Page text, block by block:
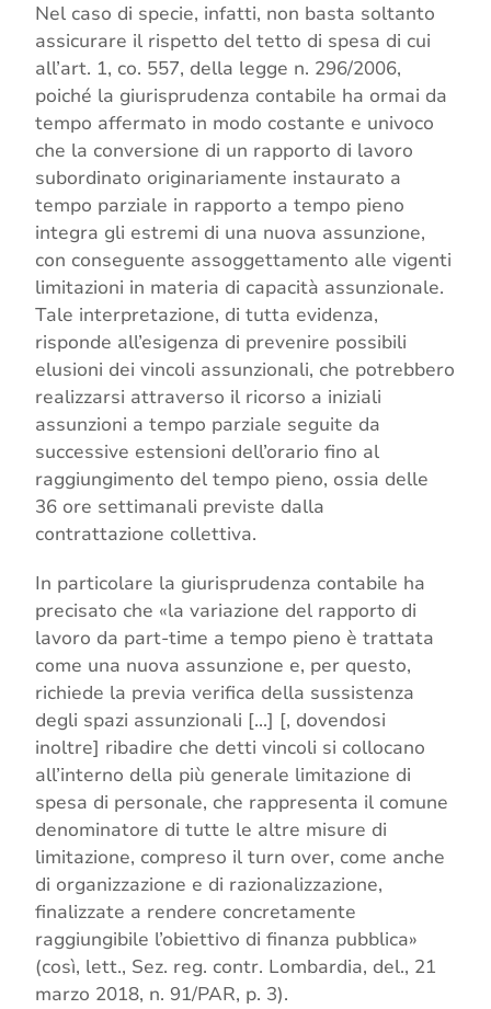
Nel caso di specie, infatti, non basta soltanto
assicurare il rispetto del tetto di spesa di cui
all’art. 1, co. 557, della legge n. 296/2006,
poiché la giurisprudenza contabile ha ormai da
tempo affermato in modo costante e univoco
che la conversione di un rapporto di lavoro
subordinato originariamente instaurato a
tempo parziale in rapporto a tempo pieno
integra gli estremi di una nuova assunzione,
con conseguente assoggettamento alle vigenti
limitazioni in materia di capacità assunzionale.
Tale interpretazione, di tutta evidenza,
risponde all’esigenza di prevenire possibili
elusioni dei vincoli assunzionali, che potrebbero
realizzarsi attraverso il ricorso a iniziali
assunzioni a tempo parziale seguite da
successive estensioni dell’orario fino al
raggiungimento del tempo pieno, ossia delle
36 ore settimanali previste dalla
contrattazione collettiva.
In particolare la giurisprudenza contabile ha
precisato che «la variazione del rapporto di
lavoro da part-time a tempo pieno è trattata
come una nuova assunzione e, per questo,
richiede la previa verifica della sussistenza
degli spazi assunzionali […] [, dovendosi
inoltre] ribadire che detti vincoli si collocano
all’interno della più generale limitazione di
spesa di personale, che rappresenta il comune
denominatore di tutte le altre misure di
limitazione, compreso il turn over, come anche
di organizzazione e di razionalizzazione,
finalizzate a rendere concretamente
raggiungibile l’obiettivo di finanza pubblica»
(così, lett., Sez. reg. contr. Lombardia, del., 21
marzo 2018, n. 91/PAR, p. 3).